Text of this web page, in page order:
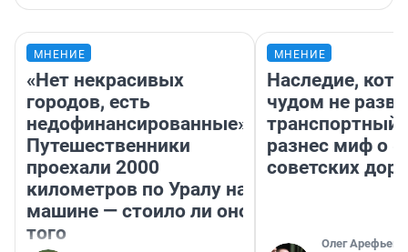
МНЕНИЕ
«Нет некрасивых
городов, есть
недофинансированные».
Путешественники
проехали 2000
километров по Уралу на
машине — стоило ли оно
того
МНЕНИЕ
Наследие,
чудом не
транспортный
разнес миф о
советских
Олег Арефьев